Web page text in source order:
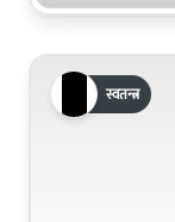
स्वतन्त्र